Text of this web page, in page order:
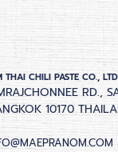
CHILI PASTE CO.,
RD.,
10170